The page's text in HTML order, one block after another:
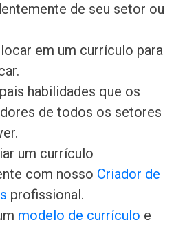
de seu setor ou
em um currículo para
habilidades que os
de todos os setores
um currículo
com nosso Criador de
profissional.
modelo de currículo e